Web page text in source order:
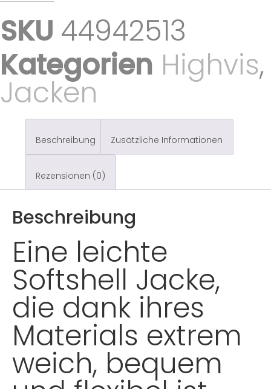
SKU 44942513
Kategorien Highvis,
Jacken
Beschreibung Zusätzliche Informationen
Rezensionen (0)
Beschreibung
Eine leichte
Softshell Jacke,
die dank ihres
Materials extrem
weich, bequem